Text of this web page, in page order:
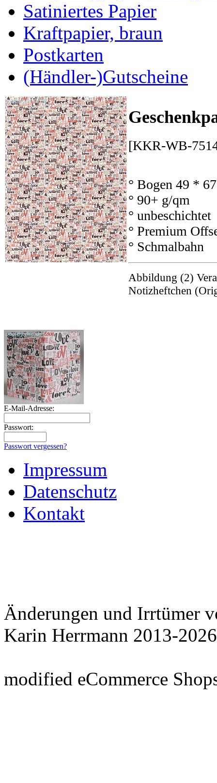
Satiniertes Papier
Kraftpapier, braun
Postkarten
(Händler-)Gutscheine
[KKR-WB-
° Bogen 49 *
° 90+ g/qm
° unbeschichtet
° Premium
° Schmalbahn
Abbildung (2)
Notizheftchen
E-Mail-Adresse:
Passwort:
Passwort vergessen?
Impressum
Datenschutz
Kontakt
Änderungen und Irrtümer
Karin Herrmann 2013-2026
modified eCommerce